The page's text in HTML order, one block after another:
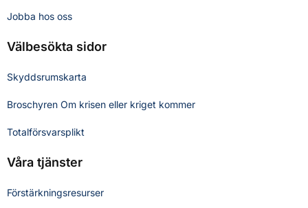
Jobba hos oss
Välbesökta sidor
Skyddsrumskarta
Broschyren Om krisen eller kriget kommer
Totalförsvarsplikt
Våra tjänster
Förstärkningsresurser